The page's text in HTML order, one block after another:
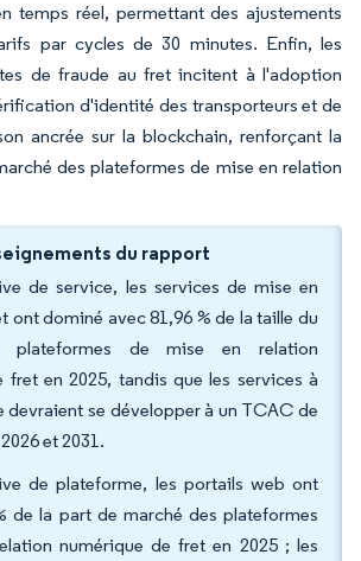
temps réel, permettant des ajustements
par cycles de 30 minutes. Enfin, les
de fraude au fret incitent à l'adoption
d'identité des transporteurs et de
ancrée sur la blockchain, renforçant la
des plateformes de mise en relation
du rapport
de service, les services de mise en
ont dominé avec 81,96 % de la taille du
plateformes de mise en relation
fret en 2025, tandis que les services à
devraient se développer à un TCAC de
et 2031.
de plateforme, les portails web ont
de la part de marché des plateformes
numérique de fret en 2025 ; les